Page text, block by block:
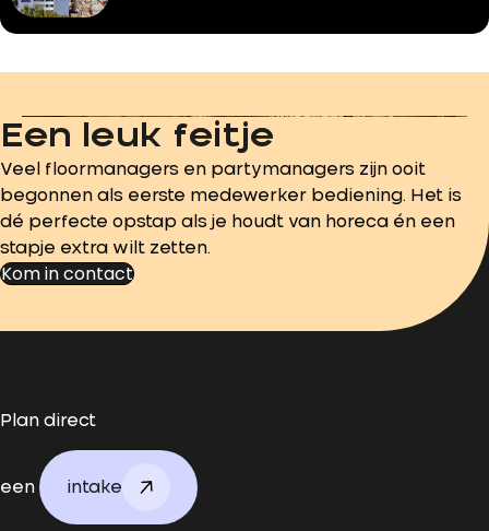
Een leuk feitje
Veel floormanagers en partymanagers zijn ooit
begonnen als eerste medewerker bediening. Het is
dé perfecte opstap als je houdt van horeca én een
stapje extra wilt zetten.
Kom in contact
Plan direct
een intake